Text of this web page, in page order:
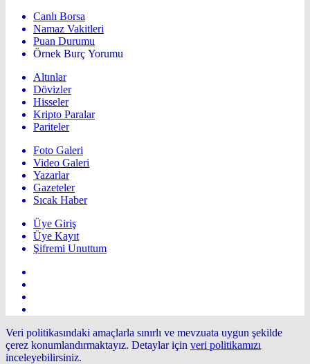
Canlı Borsa
Namaz Vakitleri
Puan Durumu
Örnek Burç Yorumu
Altınlar
Dövizler
Hisseler
Kripto Paralar
Pariteler
Foto Galeri
Video Galeri
Yazarlar
Gazeteler
Sıcak Haber
Üye Giriş
Üye Kayıt
Şifremi Unuttum
Veri politikasındaki amaçlarla sınırlı ve mevzuata uygun şekilde
çerez konumlandırmaktayız. Detaylar için veri politikamızı
inceleyebilirsiniz.